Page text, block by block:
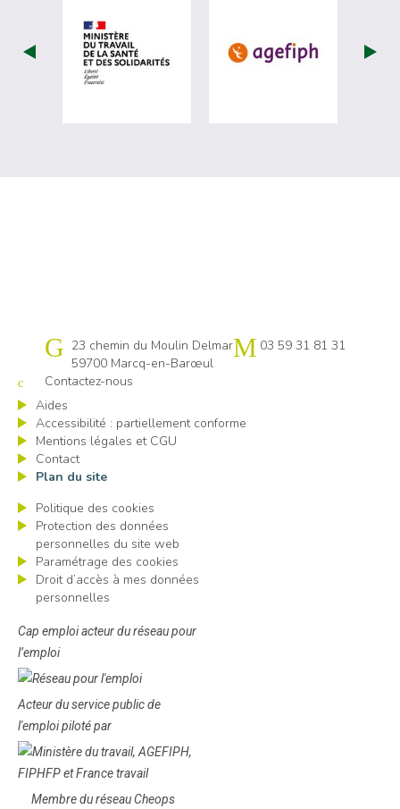
visiter les site de Ministère du travail
visiter les
Cap emploi 59 Lille
23 chemin du Moulin Delmar
59700 Marcq-en-Barœul
03 59 31 81 31
Contactez-nous
Aides
Accessibilité : partiellement conforme
Mentions légales et CGU
Contact
Plan du site
Politique des cookies
Protection des données
personnelles du site web
Paramétrage des cookies
Droit d’accès à mes données
personnelles
Cap emploi acteur du réseau pour
l’emploi
Acteur du service public de
l'emploi piloté par
Membre du réseau Cheops